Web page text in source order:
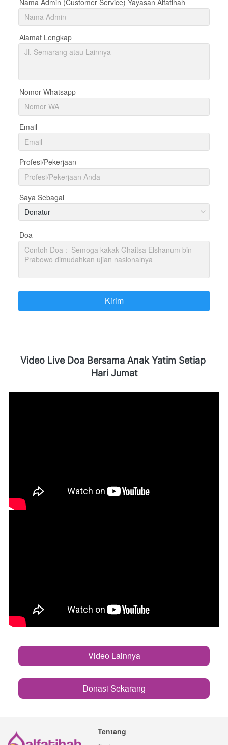
Alamat Lengkap
Nomor Whatsapp
Email
Profesi/Pekerjaan
Saya Sebagai
Donatur
Doa
`Kirim
Video Live Doa Bersama Anak Yatim Setiap
Hari Jumat
`
Video Lainnya
`Donasi Sekarang
Tentang